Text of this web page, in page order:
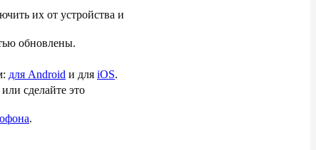
их от устройства и
обновлены.
для Android и для iOS.
сделайте это
.